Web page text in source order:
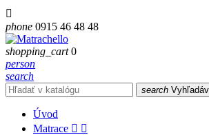

phone 0915 46 48 48
shopping_cart 0
person
search
search
Úvod
Matrace  